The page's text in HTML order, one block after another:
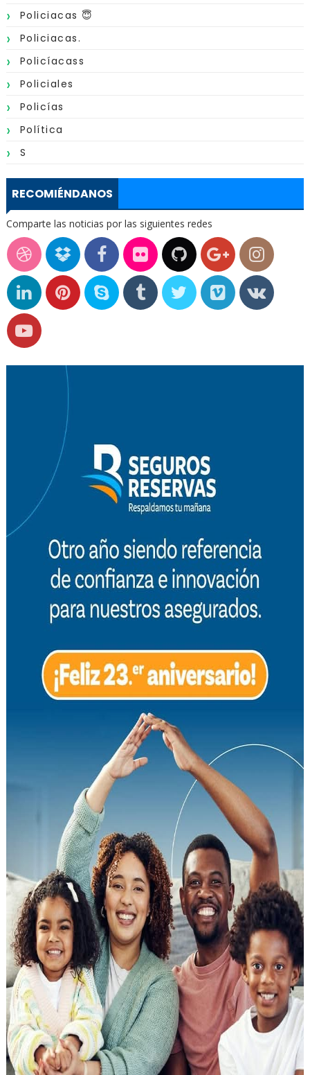
Policiacas 😇
Policiacas.
Policíacass
Policiales
Policías
Política
S
RECOMIÉNDANOS
Comparte las noticias por las siguientes redes